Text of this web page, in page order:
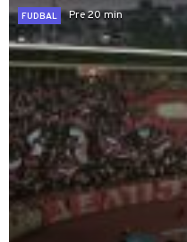
FUDBAL
Pre 20 min